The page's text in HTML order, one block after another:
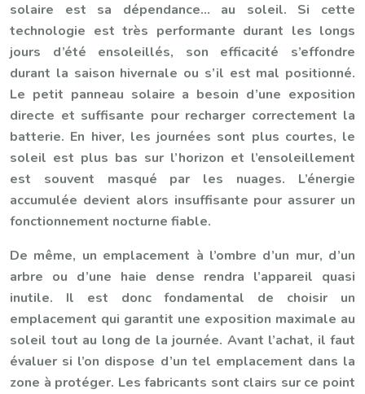
solaire est sa dépendance… au soleil. Si cette
technologie est très performante durant les longs
jours d’été ensoleillés, son efficacité s’effondre
durant la saison hivernale ou s’il est mal positionné.
Le petit panneau solaire a besoin d’une exposition
directe et suffisante pour recharger correctement la
batterie. En hiver, les journées sont plus courtes, le
soleil est plus bas sur l’horizon et l’ensoleillement
est souvent masqué par les nuages. L’énergie
accumulée devient alors insuffisante pour assurer un
fonctionnement nocturne fiable.
De même, un emplacement à l’ombre d’un mur, d’un
arbre ou d’une haie dense rendra l’appareil quasi
inutile. Il est donc fondamental de choisir un
emplacement qui garantit une exposition maximale au
soleil tout au long de la journée. Avant l’achat, il faut
évaluer si l’on dispose d’un tel emplacement dans la
zone à protéger. Les fabricants sont clairs sur ce point